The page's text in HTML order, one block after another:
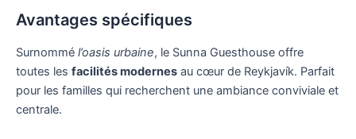
Avantages spécifiques
Surnommé l’oasis urbaine, le Sunna Guesthouse offre
toutes les facilités modernes au cœur de Reykjavík. Parfait
pour les familles qui recherchent une ambiance conviviale et
centrale.